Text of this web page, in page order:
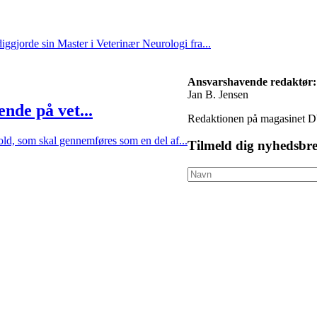
sin Master i Veterinær Neurologi fra...
på vet...
som skal gennemføres som en del af...
Ansvarshavende redaktør:
Jan B. Jensen
Redaktionen på magasinet
Tilmeld dig